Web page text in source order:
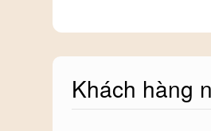
Khách hàng